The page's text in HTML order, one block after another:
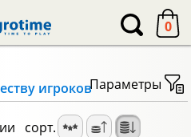
0
игроковПараметры
сорт.